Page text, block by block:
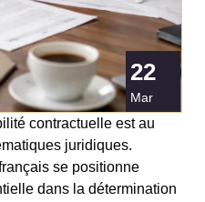
22
Mar
contractuelle est au
juridiques.
se positionne
dans la détermination